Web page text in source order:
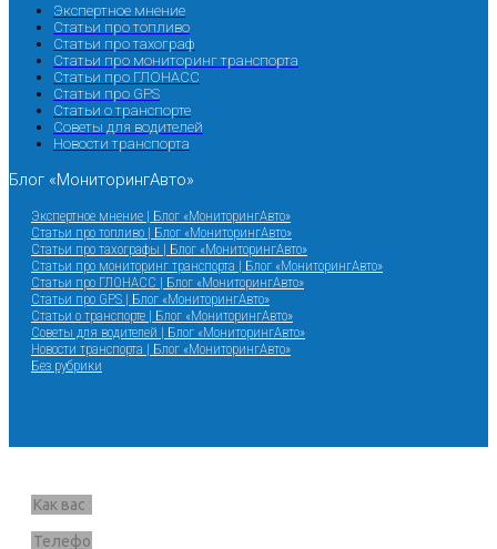
Экспертное мнение
Статьи про топливо
Статьи про тахограф
Статьи про мониторинг транспорта
Статьи про ГЛОНАСС
Статьи про GPS
Статьи о транспорте
Советы для водителей
Новости транспорта
Блог «МониторингАвто»
Экспертное мнение | Блог «МониторингАвто»
Статьи про топливо | Блог «МониторингАвто»
Статьи про тахографы | Блог «МониторингАвто»
Статьи про мониторинг транспорта | Блог «МониторингАвто»
Статьи про ГЛОНАСС | Блог «МониторингАвто»
Статьи про GPS | Блог «МониторингАвто»
Статьи о транспорте | Блог «МониторингАвто»
Советы для водителей | Блог «МониторингАвто»
Новости транспорта | Блог «МониторингАвто»
Без рубрики